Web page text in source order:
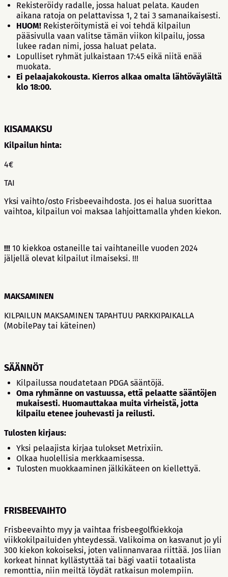
Rekisteröidy radalle, jossa haluat pelata. Kauden
aikana ratoja on pelattavissa 1, 2 tai 3 samanaikaisesti.
HUOM! Rekisteröitymistä ei voi tehdä kilpailun
pääsivulla vaan valitse tämän viikon kilpailu, jossa
lukee radan nimi, jossa haluat pelata.
Lopulliset ryhmät julkaistaan 17:45 eikä niitä enää
muokata.
Ei pelaajakokousta. Kierros alkaa omalta lähtöväylältä
klo 18:00.
KISAMAKSU
Kilpailun hinta:
4€
TAI
Yksi vaihto/osto Frisbeevaihdosta. Jos ei halua suorittaa
vaihtoa, kilpailun voi maksaa lahjoittamalla yhden kiekon.
!!! 10 kiekkoa ostaneille tai vaihtaneille vuoden 2024
jäljellä olevat kilpailut ilmaiseksi. !!!
MAKSAMINEN
KILPAILUN MAKSAMINEN TAPAHTUU PARKKIPAIKALLA
(MobilePay tai käteinen)
SÄÄNNÖT
Kilpailussa noudatetaan PDGA sääntöjä.
Oma ryhmänne on vastuussa, että pelaatte sääntöjen
mukaisesti. Huomauttakaa muita virheistä, jotta
kilpailu etenee jouhevasti ja reilusti.
Tulosten kirjaus:
Yksi pelaajista kirjaa tulokset Metrixiin.
Olkaa huolellisia merkkaamisessa.
Tulosten muokkaaminen jälkikäteen on kiellettyä.
FRISBEEVAIHTO
Frisbeevaihto myy ja vaihtaa frisbeegolfkiekkoja
viikkokilpailuiden yhteydessä. Valikoima on kasvanut jo yli
300 kiekon kokoiseksi, joten valinnanvaraa riittää. Jos liian
korkeat hinnat kyllästyttää tai bägi vaatii totaalista
remonttia, niin meiltä löydät ratkaisun molempiin.